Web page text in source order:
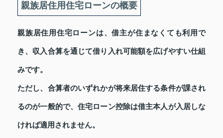
親族居住用住宅ローンの概要
親族居住用住宅ローンは、借主が住まなくても利用で
き、収入合算を通じて借り入れ可能額を広げやすい仕組
みです。
ただし、合算者のいずれかが将来居住する条件が課され
るのが一般的で、住宅ローン控除は借主本人が入居しな
ければ適用されません。